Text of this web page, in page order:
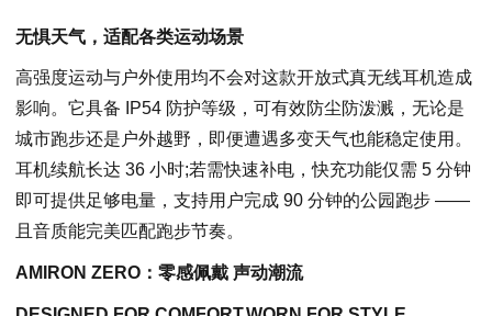
无惧天气，适配各类运动场景
高强度运动与户外使用均不会对这款开放式真无线耳机造成
影响。它具备 IP54 防护等级，可有效防尘防泼溅，无论是
城市跑步还是户外越野，即便遭遇多变天气也能稳定使用。
耳机续航长达 36 小时;若需快速补电，快充功能仅需 5 分钟
即可提供足够电量，支持用户完成 90 分钟的公园跑步 ——
且音质能完美匹配跑步节奏。
AMIRON ZERO：零感佩戴 声动潮流